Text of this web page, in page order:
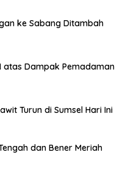
ke Sabang Ditambah
atas Dampak Pemadaman
Turun di Sumsel Hari Ini
dan Bener Meriah